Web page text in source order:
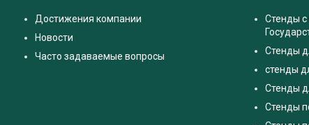
Достижения компании
Новости
Часто задаваемые вопросы
Стенды
Стенды
стенды
Стенды
Стенды